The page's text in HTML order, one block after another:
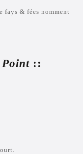
fays & fées nomment
Point ::